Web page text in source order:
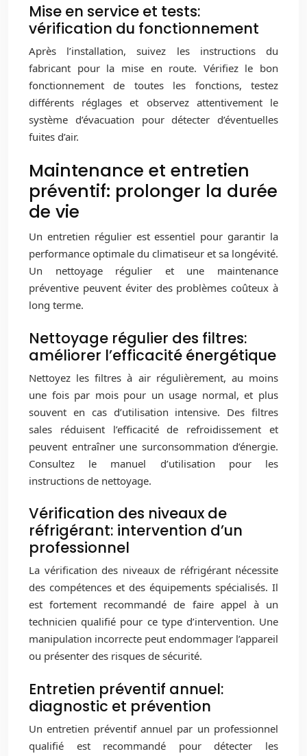
Mise en service et tests:
vérification du fonctionnement
Après l’installation, suivez les instructions du
fabricant pour la mise en route. Vérifiez le bon
fonctionnement de toutes les fonctions, testez
différents réglages et observez attentivement le
système d’évacuation pour détecter d’éventuelles
fuites d’air.
Maintenance et entretien
préventif: prolonger la durée
de vie
Un entretien régulier est essentiel pour garantir la
performance optimale du climatiseur et sa longévité.
Un nettoyage régulier et une maintenance
préventive peuvent éviter des problèmes coûteux à
long terme.
Nettoyage régulier des filtres:
améliorer l’efficacité énergétique
Nettoyez les filtres à air régulièrement, au moins
une fois par mois pour un usage normal, et plus
souvent en cas d’utilisation intensive. Des filtres
sales réduisent l’efficacité de refroidissement et
peuvent entraîner une surconsommation d’énergie.
Consultez le manuel d’utilisation pour les
instructions de nettoyage.
Vérification des niveaux de
réfrigérant: intervention d’un
professionnel
La vérification des niveaux de réfrigérant nécessite
des compétences et des équipements spécialisés. Il
est fortement recommandé de faire appel à un
technicien qualifié pour ce type d’intervention. Une
manipulation incorrecte peut endommager l’appareil
ou présenter des risques de sécurité.
Entretien préventif annuel:
diagnostic et prévention
Un entretien préventif annuel par un professionnel
qualifié est recommandé pour détecter les